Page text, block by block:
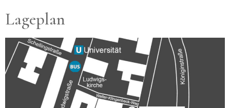
Lageplan